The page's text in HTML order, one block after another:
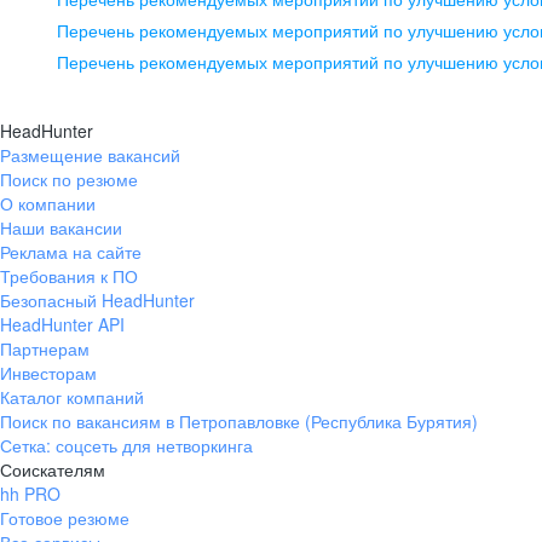
pr@ural.hh.ru
помещение 21
+7 383 207-94-64
pr@nsk.hh.ru
Перечень рекомендуемых мероприятий по улучшению
Перечень рекомендуемых мероприятий по улучшению
HeadHunter
Размещение вакансий
Поиск по резюме
О компании
Наши вакансии
Реклама на сайте
Требования к ПО
Безопасный HeadHunter
HeadHunter API
Партнерам
Инвесторам
Каталог компаний
Поиск по вакансиям в Петропавловке (Республика Бурятия)
Сетка: соцсеть для нетворкинга
Соискателям
hh PRO
Готовое резюме